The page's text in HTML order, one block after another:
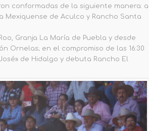
conformadas de la siguiente manera: a
Mexiquense de Aculco y Rancho Santa
Granja La María de Puebla y desde
Ornelas; en el compromiso de las 16:30
de Hidalgo y debuta Rancho El